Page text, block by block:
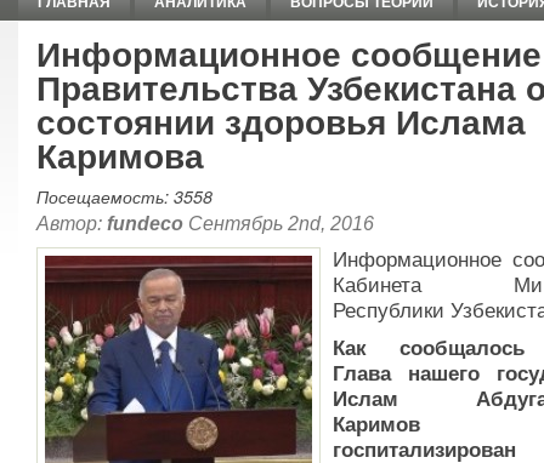
Информационное сообщение
Правительства Узбекистана
состоянии здоровья Ислама
Каримова
Посещаемость: 3558
Автор: fundeco Сентябрь 2nd, 2016
Информационное
Кабинета
Республики
Как сообщалось
Глава нашего
Ислам
Каримов